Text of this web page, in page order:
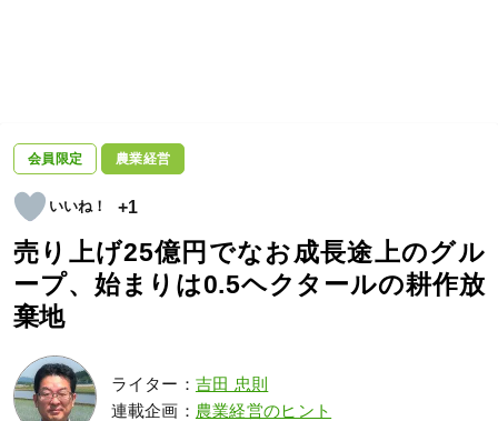
会員限定 農業経営
+1
売り上げ25億円でなお成長途上のグル
ープ、始まりは0.5ヘクタールの耕作放
棄地
ライター： 吉田 忠則
連載企画： 農業経営のヒント